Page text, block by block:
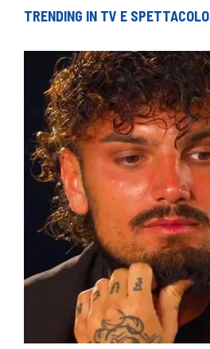
TRENDING IN TV E SPETTACOLO